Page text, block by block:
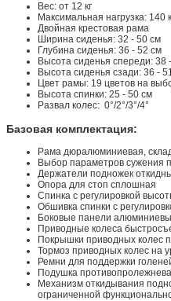
Вес: от 12 кг
Максимальная нагрузка: 140
Двойная крестовая рама
Ширина сиденья: 32 - 50 см
Глубина сиденья: 36 - 52 см
Высота сиденья спереди: 38
Высота сиденья сзади: 36 -
Цвет рамы: 19 цветов на
Высота спинки: 25 - 50 см
Развал колес: 0°/2°/3°/4°
Базовая комплектация:
Рама дюралюминиевая,
Выбор параметров сужения
Держатели подножек
Опора для стоп сплошная
Спинка с регулировкой
Обшивка спинки с
Боковые панели
Приводные колеса
Покрышки приводных колес
Тормоз приводных колес на
Ремни для поддержки
Подушка
Механизм откидывания
ограниченной